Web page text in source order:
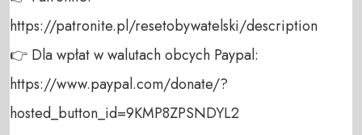
https://patronite.pl/resetobywatelski/description
👉 Dla wpłat w walutach obcych Paypal:
https://www.paypal.com/donate/?
hosted_button_id=9KMP8ZPSNDYL2